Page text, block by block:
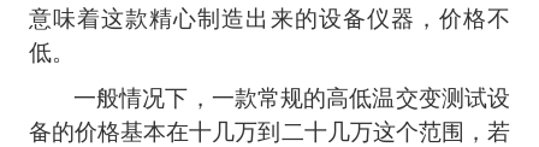
意味着这款精心制造出来的设备仪器，价格不
低。
一般情况下，一款常规的高低温交变测试设
备的价格基本在十几万到二十几万这个范围，若